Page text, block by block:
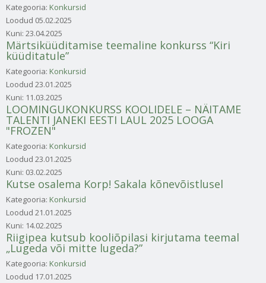
Kategooria: Konkursid
Loodud 05.02.2025
Kuni: 23.04.2025
Märtsiküüditamise teemaline konkurss “Kiri
küüditatule”
Kategooria: Konkursid
Loodud 23.01.2025
Kuni: 11.03.2025
LOOMINGUKONKURSS KOOLIDELE – NÄITAME
TALENTI JANEKI EESTI LAUL 2025 LOOGA
"FROZEN"
Kategooria: Konkursid
Loodud 23.01.2025
Kuni: 03.02.2025
Kutse osalema Korp! Sakala kõnevõistlusel
Kategooria: Konkursid
Loodud 21.01.2025
Kuni: 14.02.2025
Riigipea kutsub kooliõpilasi kirjutama teemal
„Lugeda või mitte lugeda?”
Kategooria: Konkursid
Loodud 17.01.2025